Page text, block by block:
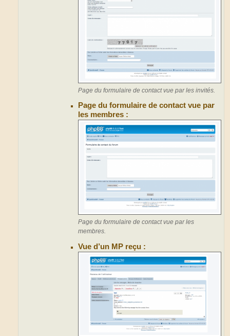
Page du formulaire de contact vue par les invités.
Page du formulaire de contact vue par
les membres :
Page du formulaire de contact vue par les
membres.
Vue d’un MP reçu :